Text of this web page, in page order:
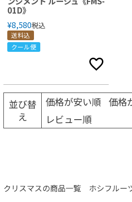
01D》
¥8,580税込
送料込
クール便
並び替
え
価格が安い順 価格
レビュー順
クリスマスの商品一覧 ホシフルー